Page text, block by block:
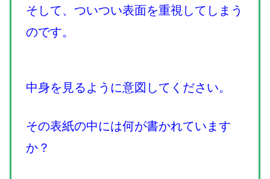
そして、ついつい表面を重視してしまう
のです。
中身を見るように意図してください。
その表紙の中には何が書かれています
か？